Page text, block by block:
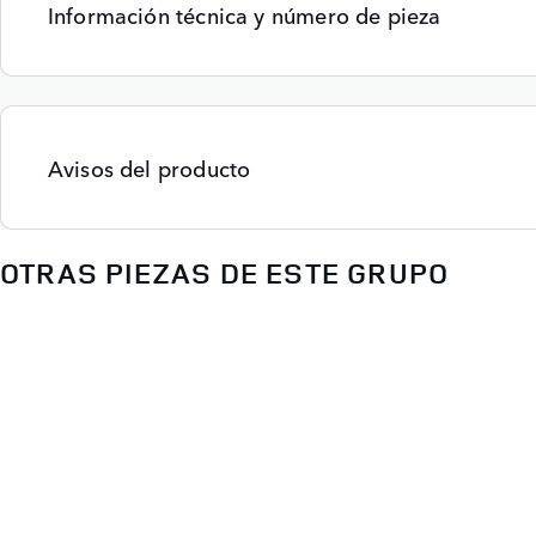
Información técnica y número de pieza
Avisos del producto
OTRAS PIEZAS DE ESTE GRUPO